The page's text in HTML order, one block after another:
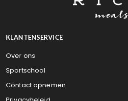
KLANTENSERVICE
Over ons
Sportschool
Contact opnemen